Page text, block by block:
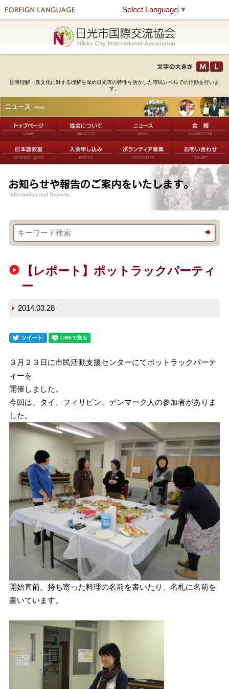
Select Language ▼
国際理解・異文化に対する理解を深め日光市の特性を活かした市民レベルでの活動を行いま
す。
【レポート】ポットラックパーティ
ー
2014.03.28
３月２３日に市民活動支援センターにてポットラックパーテ
ィーを
開催しました。
今回は、タイ、フィリピン、デンマーク人の参加者がありま
した。
開始直前。持ち寄った料理の名前を書いたり、名札に名前を
書いています。